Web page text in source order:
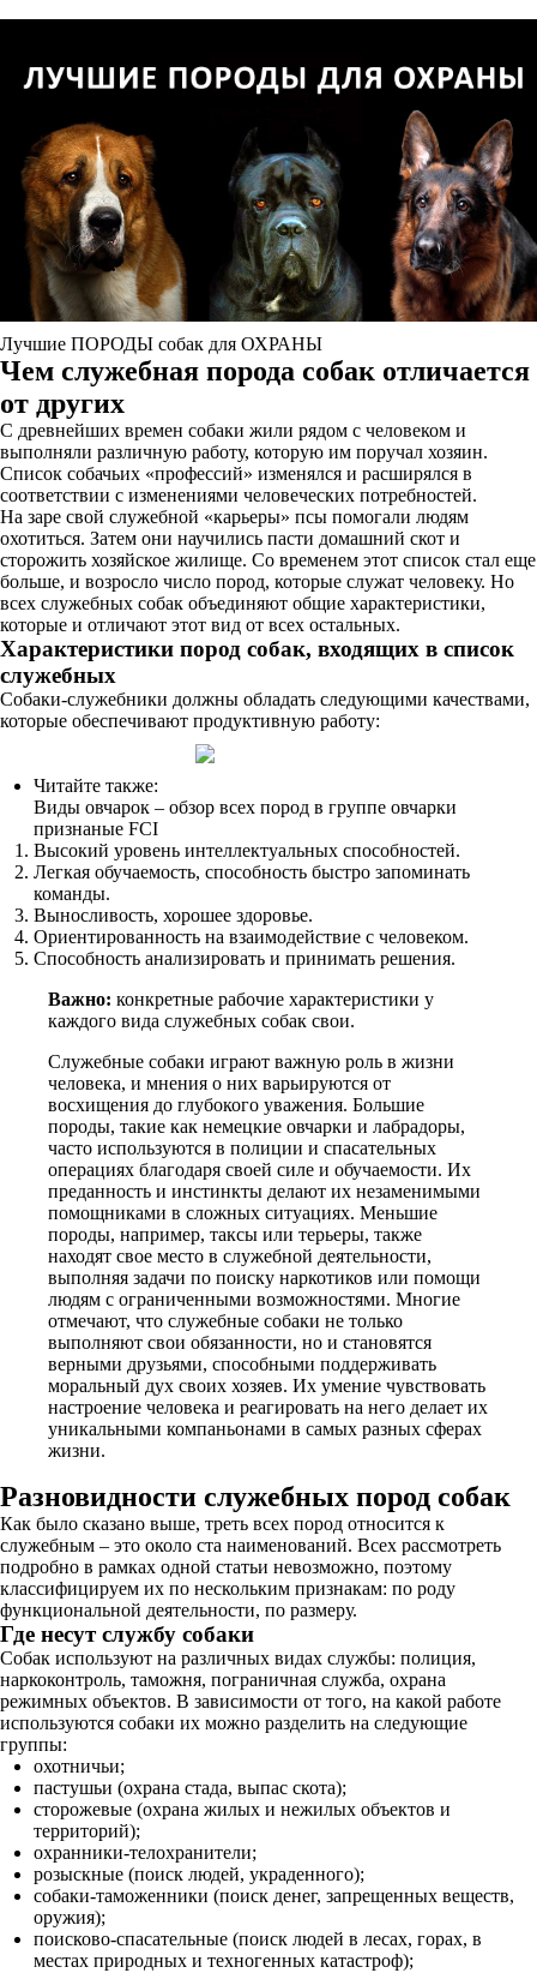
Лучшие ПОРОДЫ собак для ОХРАНЫ
Чем служебная порода собак отличается
от других
С древнейших времен собаки жили рядом с человеком и
выполняли различную работу, которую им поручал хозяин.
Список собачьих «профессий» изменялся и расширялся в
соответствии с изменениями человеческих потребностей.
На заре свой служебной «карьеры» псы помогали людям
охотиться. Затем они научились пасти домашний скот и
сторожить хозяйское жилище. Со временем этот список стал еще
больше, и возросло число пород, которые служат человеку. Но
всех служебных собак объединяют общие характеристики,
которые и отличают этот вид от всех остальных.
Характеристики пород собак, входящих в список
служебных
Собаки-служебники должны обладать следующими качествами,
которые обеспечивают продуктивную работу:
Читайте также:
Виды овчарок – обзор всех пород в группе овчарки
признаные FCI
Высокий уровень интеллектуальных способностей.
Легкая обучаемость, способность быстро запоминать
команды.
Выносливость, хорошее здоровье.
Ориентированность на взаимодействие с человеком.
Способность анализировать и принимать решения.
Важно: конкретные рабочие характеристики у
каждого вида служебных собак свои.
Служебные собаки играют важную роль в жизни
человека, и мнения о них варьируются от
восхищения до глубокого уважения. Большие
породы, такие как немецкие овчарки и лабрадоры,
часто используются в полиции и спасательных
операциях благодаря своей силе и обучаемости. Их
преданность и инстинкты делают их незаменимыми
помощниками в сложных ситуациях. Меньшие
породы, например, таксы или терьеры, также
находят свое место в служебной деятельности,
выполняя задачи по поиску наркотиков или помощи
людям с ограниченными возможностями. Многие
отмечают, что служебные собаки не только
выполняют свои обязанности, но и становятся
верными друзьями, способными поддерживать
моральный дух своих хозяев. Их умение чувствовать
настроение человека и реагировать на него делает их
уникальными компаньонами в самых разных сферах
жизни.
Разновидности служебных пород собак
Как было сказано выше, треть всех пород относится к
служебным – это около ста наименований. Всех рассмотреть
подробно в рамках одной статьи невозможно, поэтому
классифицируем их по нескольким признакам: по роду
функциональной деятельности, по размеру.
Где несут службу собаки
Собак используют на различных видах службы: полиция,
наркоконтроль, таможня, пограничная служба, охрана
режимных объектов. В зависимости от того, на какой работе
используются собаки их можно разделить на следующие
группы:
охотничьи;
пастушьи (охрана стада, выпас скота);
сторожевые (охрана жилых и нежилых объектов и
территорий);
охранники-телохранители;
розыскные (поиск людей, украденного);
собаки-таможенники (поиск денег, запрещенных веществ,
оружия);
поисково-спасательные (поиск людей в лесах, горах, в
местах природных и техногенных катастроф);